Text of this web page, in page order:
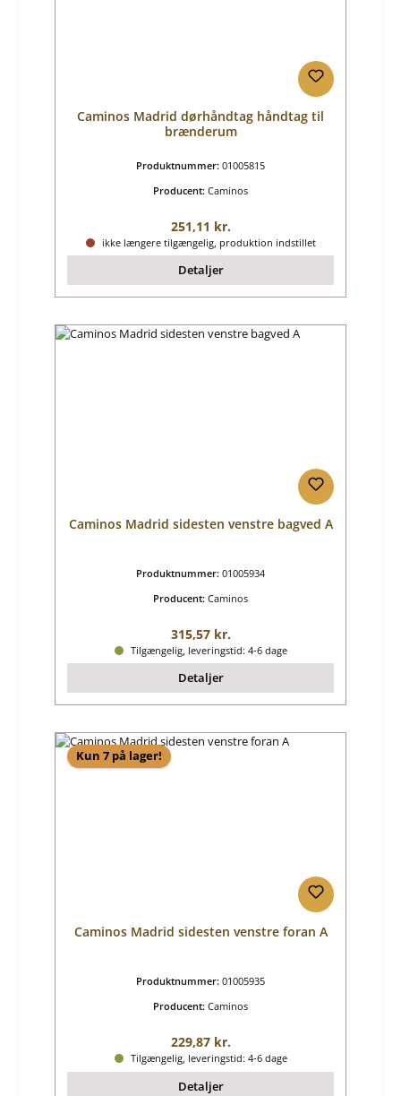
Caminos Madrid dørhåndtag håndtag til
brænderum
Produktnummer: 01005815
Producent: Caminos
Almindelig pris:
251,11 kr.
ikke længere tilgængelig, produktion indstillet
Detaljer
Caminos Madrid sidesten venstre bagved A
Produktnummer: 01005934
Producent: Caminos
Almindelig pris:
315,57 kr.
Tilgængelig, leveringstid: 4-6 dage
Detaljer
Kun 7 på lager!
Caminos Madrid sidesten venstre foran A
Produktnummer: 01005935
Producent: Caminos
Almindelig pris:
229,87 kr.
Tilgængelig, leveringstid: 4-6 dage
Detaljer